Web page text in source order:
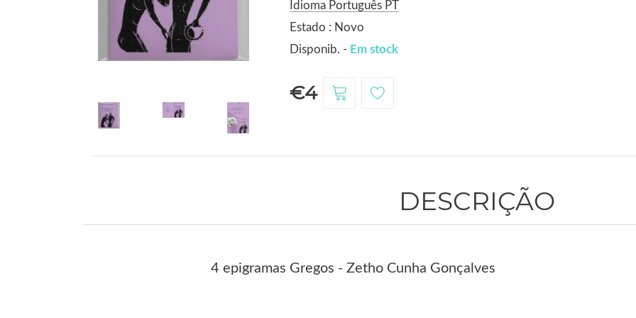
Idioma Português PT
Estado : Novo
Disponib. - Em stock
€4
DESCRIÇÃO
4 epigramas Gregos - Zetho Cunha Gonçalves